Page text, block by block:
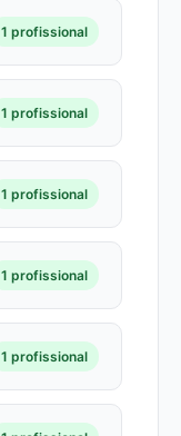
1 profissional
1 profissional
1 profissional
1 profissional
1 profissional